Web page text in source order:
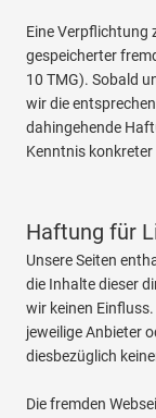
Eine Verpflichtung
gespeicherter
10 TMG). Sobald
wir die
dahingehende
Kenntnis
Haftung für
Unsere Seiten
die Inhalte dieser
wir keinen
jeweilige Anbieter
diesbezüglich
Die fremden